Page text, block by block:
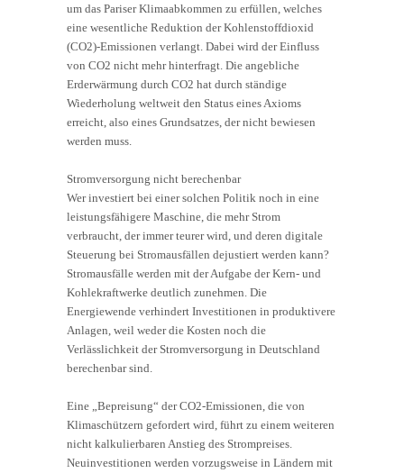
um das Pariser Klimaabkommen zu erfüllen, welches
eine wesentliche Reduktion der Kohlenstoffdioxid
(CO2)-Emissionen verlangt. Dabei wird der Einfluss
von CO2 nicht mehr hinterfragt. Die angebliche
Erderwärmung durch CO2 hat durch ständige
Wiederholung weltweit den Status eines Axioms
erreicht, also eines Grundsatzes, der nicht bewiesen
werden muss.
Stromversorgung nicht berechenbar
Wer investiert bei einer solchen Politik noch in eine
leistungsfähigere Maschine, die mehr Strom
verbraucht, der immer teurer wird, und deren digitale
Steuerung bei Stromausfällen dejustiert werden kann?
Stromausfälle werden mit der Aufgabe der Kern- und
Kohlekraftwerke deutlich zunehmen. Die
Energiewende verhindert Investitionen in produktivere
Anlagen, weil weder die Kosten noch die
Verlässlichkeit der Stromversorgung in Deutschland
berechenbar sind.
Eine „Bepreisung“ der CO2-Emissionen, die von
Klimaschützern gefordert wird, führt zu einem weiteren
nicht kalkulierbaren Anstieg des Strompreises.
Neuinvestitionen werden vorzugsweise in Ländern mit